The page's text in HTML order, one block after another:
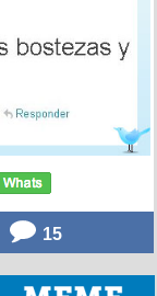
15